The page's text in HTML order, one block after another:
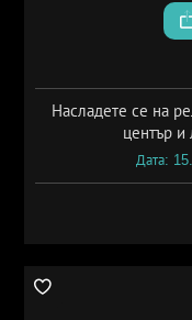
Насладете се на
център и
Дата: